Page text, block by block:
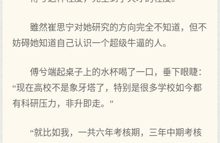
雖然崔思宁对她研究的方向完全不知道，但不
妨碍她知道自己认识一个超级牛逼的人。
傅兮端起桌子上的水杯喝了一口，垂下眼睫：
“现在高校不是象牙塔了，特别是很多学校如今都
有科研压力，非升即走。”
“就比如我，一共六年考核期，三年中期考核